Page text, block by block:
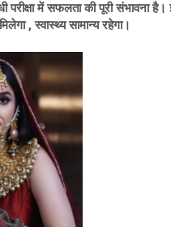
परीक्षा में सफलता की पूरी संभावना
, स्वास्थ्य सामान्य रहेगा।